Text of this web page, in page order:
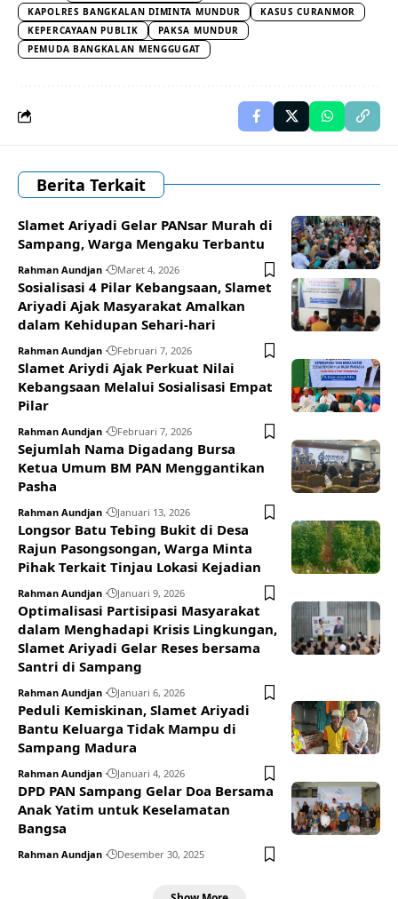
KAPOLRES BANGKALAN DIMINTA MUNDUR
KASUS CURANMOR
KEPERCAYAAN PUBLIK
PAKSA MUNDUR
PEMUDA BANGKALAN MENGGUGAT
Berita Terkait
Slamet Ariyadi Gelar PANsar Murah di
Sampang, Warga Mengaku Terbantu
Rahman Aundjan Maret 4, 2026
Sosialisasi 4 Pilar Kebangsaan, Slamet
Ariyadi Ajak Masyarakat Amalkan
dalam Kehidupan Sehari-hari
Rahman Aundjan Februari 7, 2026
Slamet Ariydi Ajak Perkuat Nilai
Kebangsaan Melalui Sosialisasi Empat
Pilar
Rahman Aundjan Februari 7, 2026
Sejumlah Nama Digadang Bursa
Ketua Umum BM PAN Menggantikan
Pasha
Rahman Aundjan Januari 13, 2026
Longsor Batu Tebing Bukit di Desa
Rajun Pasongsongan, Warga Minta
Pihak Terkait Tinjau Lokasi Kejadian
Rahman Aundjan Januari 9, 2026
Optimalisasi Partisipasi Masyarakat
dalam Menghadapi Krisis Lingkungan,
Slamet Ariyadi Gelar Reses bersama
Santri di Sampang
Rahman Aundjan Januari 6, 2026
Peduli Kemiskinan, Slamet Ariyadi
Bantu Keluarga Tidak Mampu di
Sampang Madura
Rahman Aundjan Januari 4, 2026
DPD PAN Sampang Gelar Doa Bersama
Anak Yatim untuk Keselamatan
Bangsa
Rahman Aundjan Desember 30, 2025